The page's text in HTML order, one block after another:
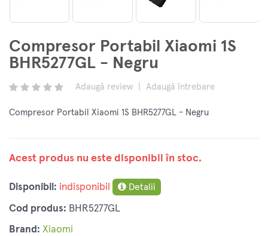
Compresor Portabil Xiaomi 1S
BHR5277GL - Negru
Adaugă review Adaugă întrebare
Compresor Portabil Xiaomi 1S BHR5277GL - Negru
Acest produs nu este disponibil în stoc.
Disponibil: indisponibil Detalii
Cod produs: BHR5277GL
Brand: Xiaomi